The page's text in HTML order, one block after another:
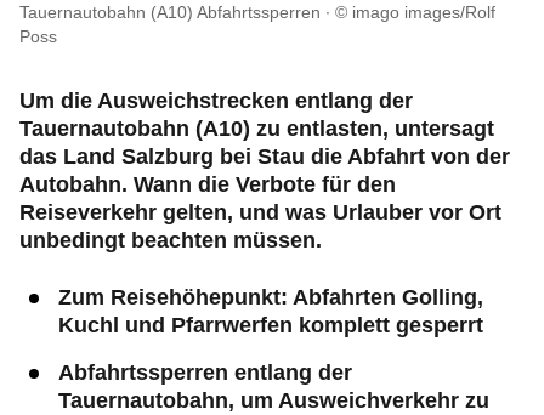
Tauernautobahn (A10) Abfahrtssperren
© imago images/Rolf
Poss
Um die Ausweichstrecken entlang der
Tauernautobahn (A10) zu entlasten, untersagt
das Land Salzburg bei Stau die Abfahrt von der
Autobahn. Wann die Verbote für den
Reiseverkehr gelten, und was Urlauber vor Ort
unbedingt beachten müssen.
Zum Reisehöhepunkt: Abfahrten Golling,
Kuchl und Pfarrwerfen komplett gesperrt
Abfahrtssperren entlang der
Tauernautobahn, um Ausweichverkehr zu